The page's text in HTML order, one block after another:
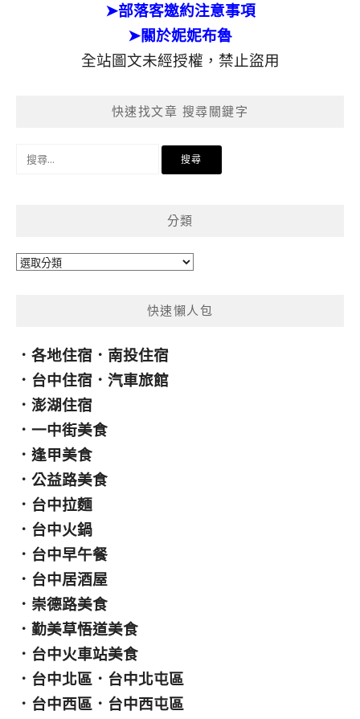
➤部落客邀約注意事項
➤關於妮妮布魯
全站圖文未經授權，禁止盜用
快速找文章 搜尋關鍵字
分類
分
快速懶人包
． 各地住宿 ． 南投住宿
． 台中住宿 ． 汽車旅館
． 澎湖住宿
． 一中街美食
． 逢甲美食
． 公益路美食
． 台中拉麵
． 台中火鍋
． 台中早午餐
． 台中居酒屋
． 崇德路美食
． 勤美草悟道美食
． 台中火車站美食
． 台中北區 ． 台中北屯區
． 台中西區 ． 台中西屯區